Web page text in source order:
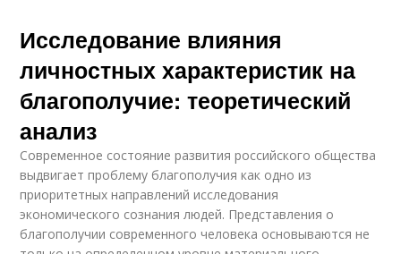
Исследование влияния
личностных характеристик на
благополучие: теоретический
анализ
Современное состояние развития российского общества
выдвигает проблему благополучия как одно из
приоритетных направлений исследования
экономического сознания людей. Представления о
благополучии современного человека основываются не